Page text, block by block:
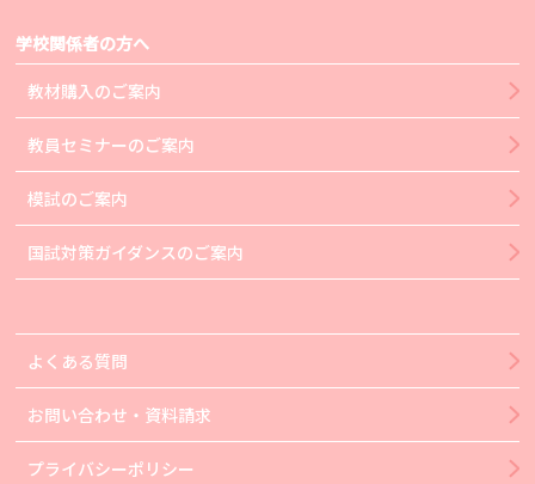
学校関係者の方へ
教材購入のご案内
教員セミナーのご案内
模試のご案内
国試対策ガイダンスのご案内
よくある質問
お問い合わせ・資料請求
プライバシーポリシー